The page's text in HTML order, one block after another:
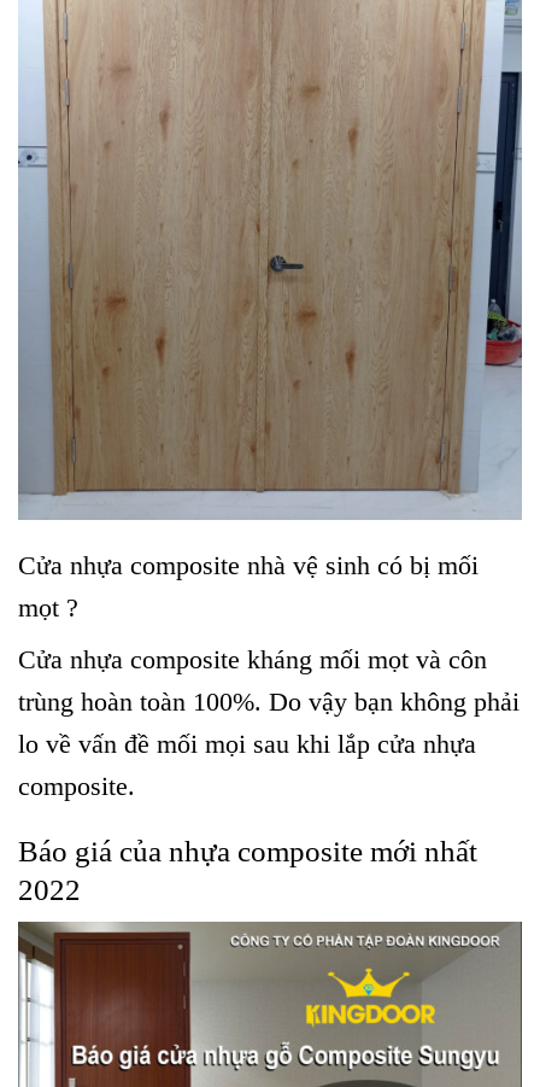
Cửa nhựa composite nhà vệ sinh có bị mối
mọt ?
Cửa nhựa composite kháng mối mọt và côn
trùng hoàn toàn 100%. Do vậy bạn không phải
lo về vấn đề mối mọi sau khi lắp cửa nhựa
composite.
Báo giá của nhựa composite mới nhất
2022